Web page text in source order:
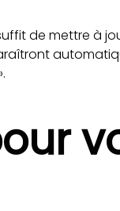
de mettre à